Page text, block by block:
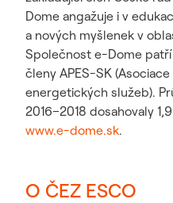
Dome angažuje i v
a nových myšlenek v
Společnost e-Dome
členy APES-SK
energetických služeb).
2016–2018 dosahovaly
www.e-dome.sk.
O ČEZ ESCO